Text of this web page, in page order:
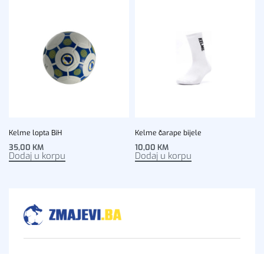
Kelme lopta BiH
35,00 KM
Dodaj u korpu
Kelme čarape bijele
10,00 KM
Dodaj u korpu